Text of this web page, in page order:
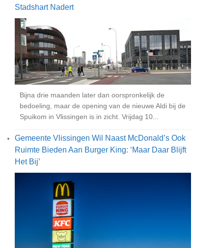
Stadshart Nadert
Bijna drie maanden later dan oorspronkelijk de
bedoeling, maar de opening van de nieuwe Aldi bij de
Spuikom in Vlissingen is in zicht. Vrijdag 10...
Gemeente Vlissingen Wil Naast McDonald’s Ook
Ruimte Bieden Aan Burger King: ‘maar Daar Blijft
Het Bij’